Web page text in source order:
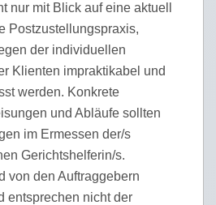
nur mit Blick auf eine aktuell
Postzustellungspraxis,
der individuellen
Klienten impraktikabel und
werden. Konkrete
und Abläufe sollten
im Ermessen der/s
Gerichtshelferin/s.
von den Auftraggebern
entsprechen nicht der